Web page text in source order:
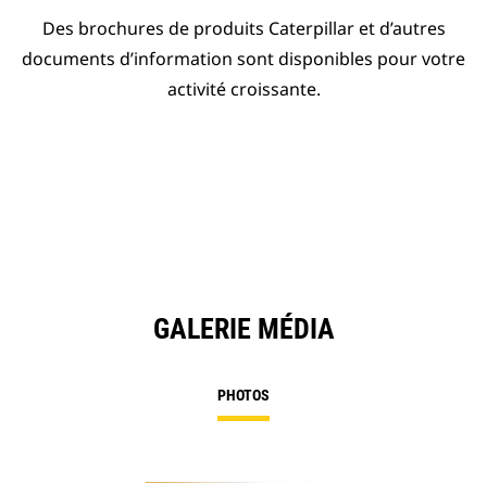
Des brochures de produits Caterpillar et d’autres
documents d’information sont disponibles pour votre
activité croissante.
GALERIE MÉDIA
PHOTOS